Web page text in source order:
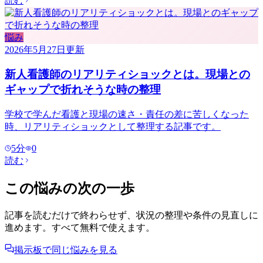
悩み
2026年5月27日 更新
新人看護師のリアリティショックとは。現場との
ギャップで折れそうな時の整理
学校で学んだ看護と現場の速さ・責任の差に苦しくなった
時、リアリティショックとして整理する記事です。
5分
0
読む
この悩みの次の一歩
記事を読むだけで終わらせず、状況の整理や条件の見直しに
進めます。すべて無料で使えます。
掲示板で同じ悩みを見る